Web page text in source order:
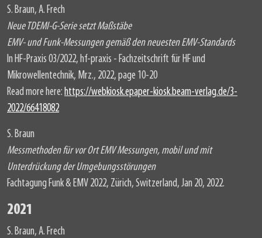
S. Braun, A. Frech
Neue TDEMI-G-Serie setzt Maßstäbe
EMV- und Funk-Messungen gemäß den neuesten EMV-Standards
In HF-Praxis 03/2022, hf-praxis - Fachzeitschrift für HF und
Mikrowellentechnik, Mrz., 2022, page 10-20
Read more here: https://webkiosk.epaper-kiosk.beam-verlag.de/3-
2022/66418082
S. Braun
Messmethoden für vor Ort EMV Messungen, mobil und mit
Unterdrückung der Umgebungsstörungen
Fachtagung Funk & EMV 2022, Zürich, Switzerland, Jan 20, 2022.
2021
S. Braun, A. Frech